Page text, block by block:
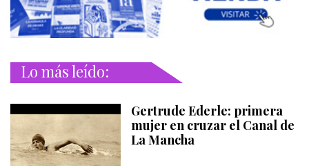
Lo más leído:
Gertrude Ederle: primera
mujer en cruzar el Canal de
La Mancha